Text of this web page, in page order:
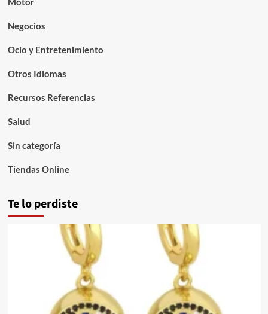
Negocios
Ocio y Entretenimiento
Otros Idiomas
Recursos Referencias
Salud
Sin categoría
Tiendas Online
Te lo perdiste